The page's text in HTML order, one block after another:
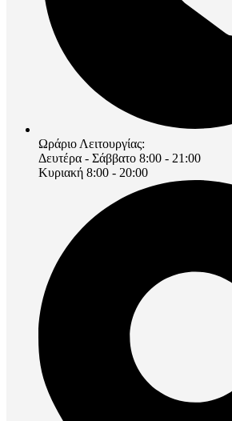
Ωράριο Λειτουργίας:
Δευτέρα - Σάββατο 8:00 - 21:00
Κυριακή 8:00 - 20:00